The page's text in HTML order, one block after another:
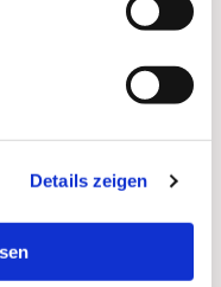
Details zeigen